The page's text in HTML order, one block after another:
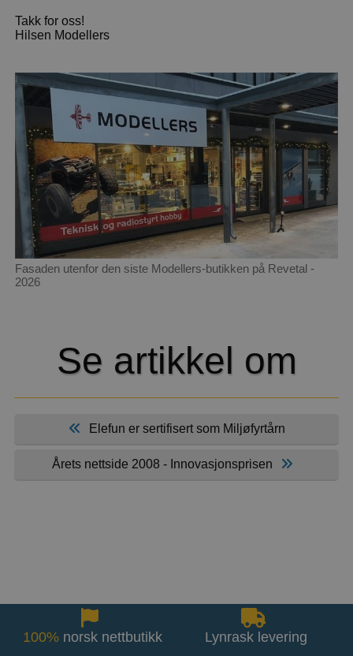
Takk for oss!
Hilsen Modellers
Fasaden utenfor den siste Modellers-butikken på Revetal -
2026
Se artikkel om
Elefun er sertifisert som Miljøfyrtårn
Årets nettside 2008 - Innovasjonsprisen
100% norsk nettbutikk Lynrask levering